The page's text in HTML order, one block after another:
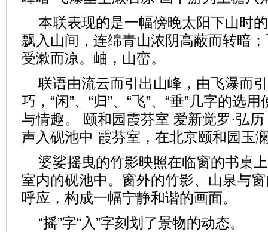
本联表现的是一幅傍晚太阳下山时
飘入山间，连绵青山浓阴高蔽而转暗
受漱而凉。岫，山峦。
联语由流云而引出山峰，由飞瀑而
巧，“闲”、“归”、“飞”、“垂”几字的选
与情趣。 颐和园霞芬室 爱新觉罗·弘
声入砚池中 霞芬室，在北京颐和园玉
婆娑摇曳的竹影映照在临窗的书桌
室内的砚池中。窗外的竹影、山泉与
呼应，构成一幅宁静和谐的画面。
“摇”字“入”字刻划了景物的动态。